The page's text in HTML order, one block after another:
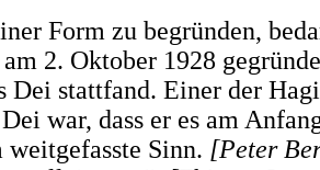
Form zu begründen,
2. Oktober 1928
Dei stattfand. Einer der
war, dass er es am
Sinn. [Peter